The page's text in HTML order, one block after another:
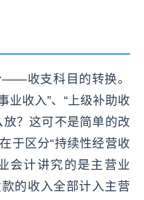
收支科目的转换。
业收入”、“上级补助收
？这可不是简单的改
于区分“持续性经营收
会计讲究的是主营业
的收入全部计入主营